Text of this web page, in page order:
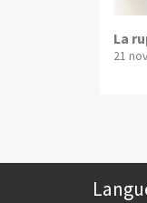
La
21